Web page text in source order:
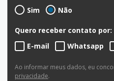
Sim
Não
Quero receber contato por:
E-mail
Whatsapp
Ao informar meus dados, eu
privacidade.